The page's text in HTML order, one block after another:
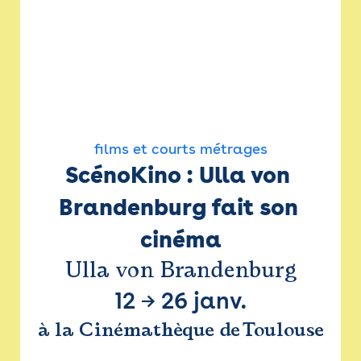
films et courts métrages
ScénoKino : Ulla von
Brandenburg fait son
cinéma
Ulla von Brandenburg
12 → 26 janv.
à la Cinémathèque de Toulouse